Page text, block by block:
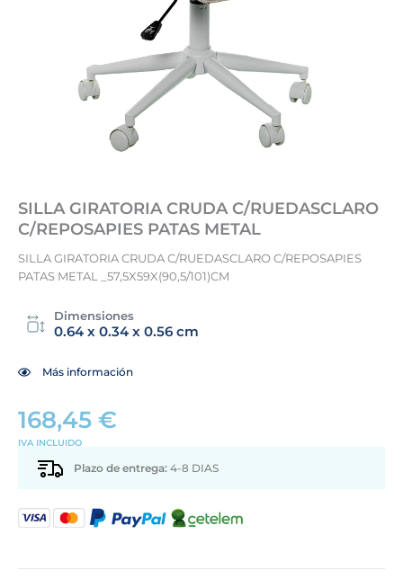
SILLA GIRATORIA CRUDA C/RUEDASCLARO
C/REPOSAPIES PATAS METAL
SILLA GIRATORIA CRUDA C/RUEDASCLARO C/REPOSAPIES
PATAS METAL _57,5X59X(90,5/101)CM
Dimensiones
0.64 x 0.34 x 0.56 cm
Más información
168,45 €
IVA INCLUIDO
Plazo de entrega: 4-8 DIAS